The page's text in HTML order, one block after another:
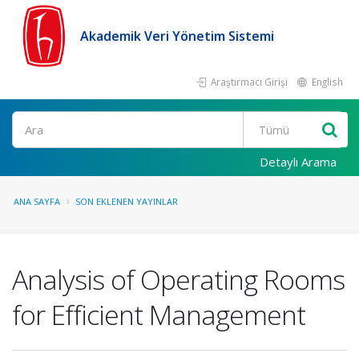
Akademik Veri Yönetim Sistemi
Araştırmacı Girişi English
Ara
Detaylı Arama
ANA SAYFA SON EKLENEN YAYINLAR
Analysis of Operating Rooms
for Efficient Management